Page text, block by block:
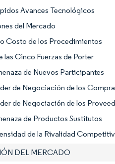
Avances Tecnológicos
del Mercado
Costo de los Procedimientos
las Cinco Fuerzas de Porter
de Nuevos Participantes
de Negociación de los
de Negociación de los
de Productos Sustitutos
de la Rivalidad
DEL MERCADO